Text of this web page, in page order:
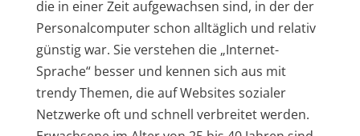
die in einer Zeit aufgewachsen sind, in der der
Personalcomputer schon alltäglich und relativ
günstig war. Sie verstehen die „Internet-
Sprache“ besser und kennen sich aus mit
trendy Themen, die auf Websites sozialer
Netzwerke oft und schnell verbreitet werden.